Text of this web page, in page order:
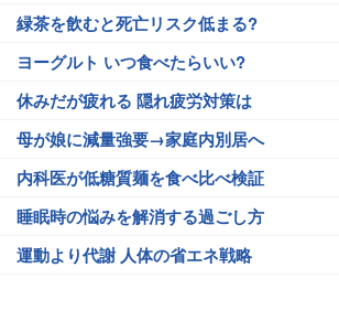
緑茶を飲むと死亡リスク低まる?
ヨーグルト いつ食べたらいい?
休みだが疲れる 隠れ疲労対策は
母が娘に減量強要→家庭内別居へ
内科医が低糖質麺を食べ比べ検証
睡眠時の悩みを解消する過ごし方
運動より代謝 人体の省エネ戦略